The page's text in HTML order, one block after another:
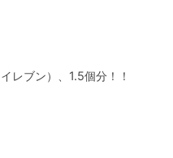
レブン）、1.5個分！！